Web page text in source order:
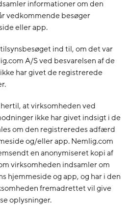
informationer om den
vedkommende besøger
eller app.
ind til, om det var
A/S ved besvarelsen af de
har givet de registrerede
at virksomheden ved
ikke har givet indsigt i de
om den registreredes adfærd
og/eller app. Nemlig.com
en anonymiseret kopi af
virksomheden indsamler om
hjemmeside og app, og har i den
fremadrettet vil give
oplysninger.